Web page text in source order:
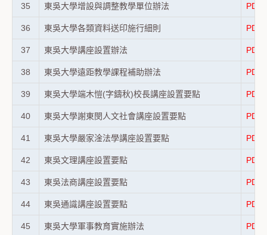
35 東吳大學增設與調整教學單位辦法 PDF
36 東吳大學各類資料送印施行細則 PDF
37 東吳大學講座設置辦法 PDF
38 東吳大學遠距教學課程補助辦法 PDF
39 東吳大學端木愷(字鑄秋)校長講座設置要點 PDF
40 東吳大學謝東閔人文社會講座設置要點 PDF
41 東吳大學嚴家淦法學講座設置要點 PDF
42 東吳文理講座設置要點 PDF
43 東吳法商講座設置要點 PDF
44 東吳通識講座設置要點 PDF
45 東吳大學軍事教育實施辦法 PDF